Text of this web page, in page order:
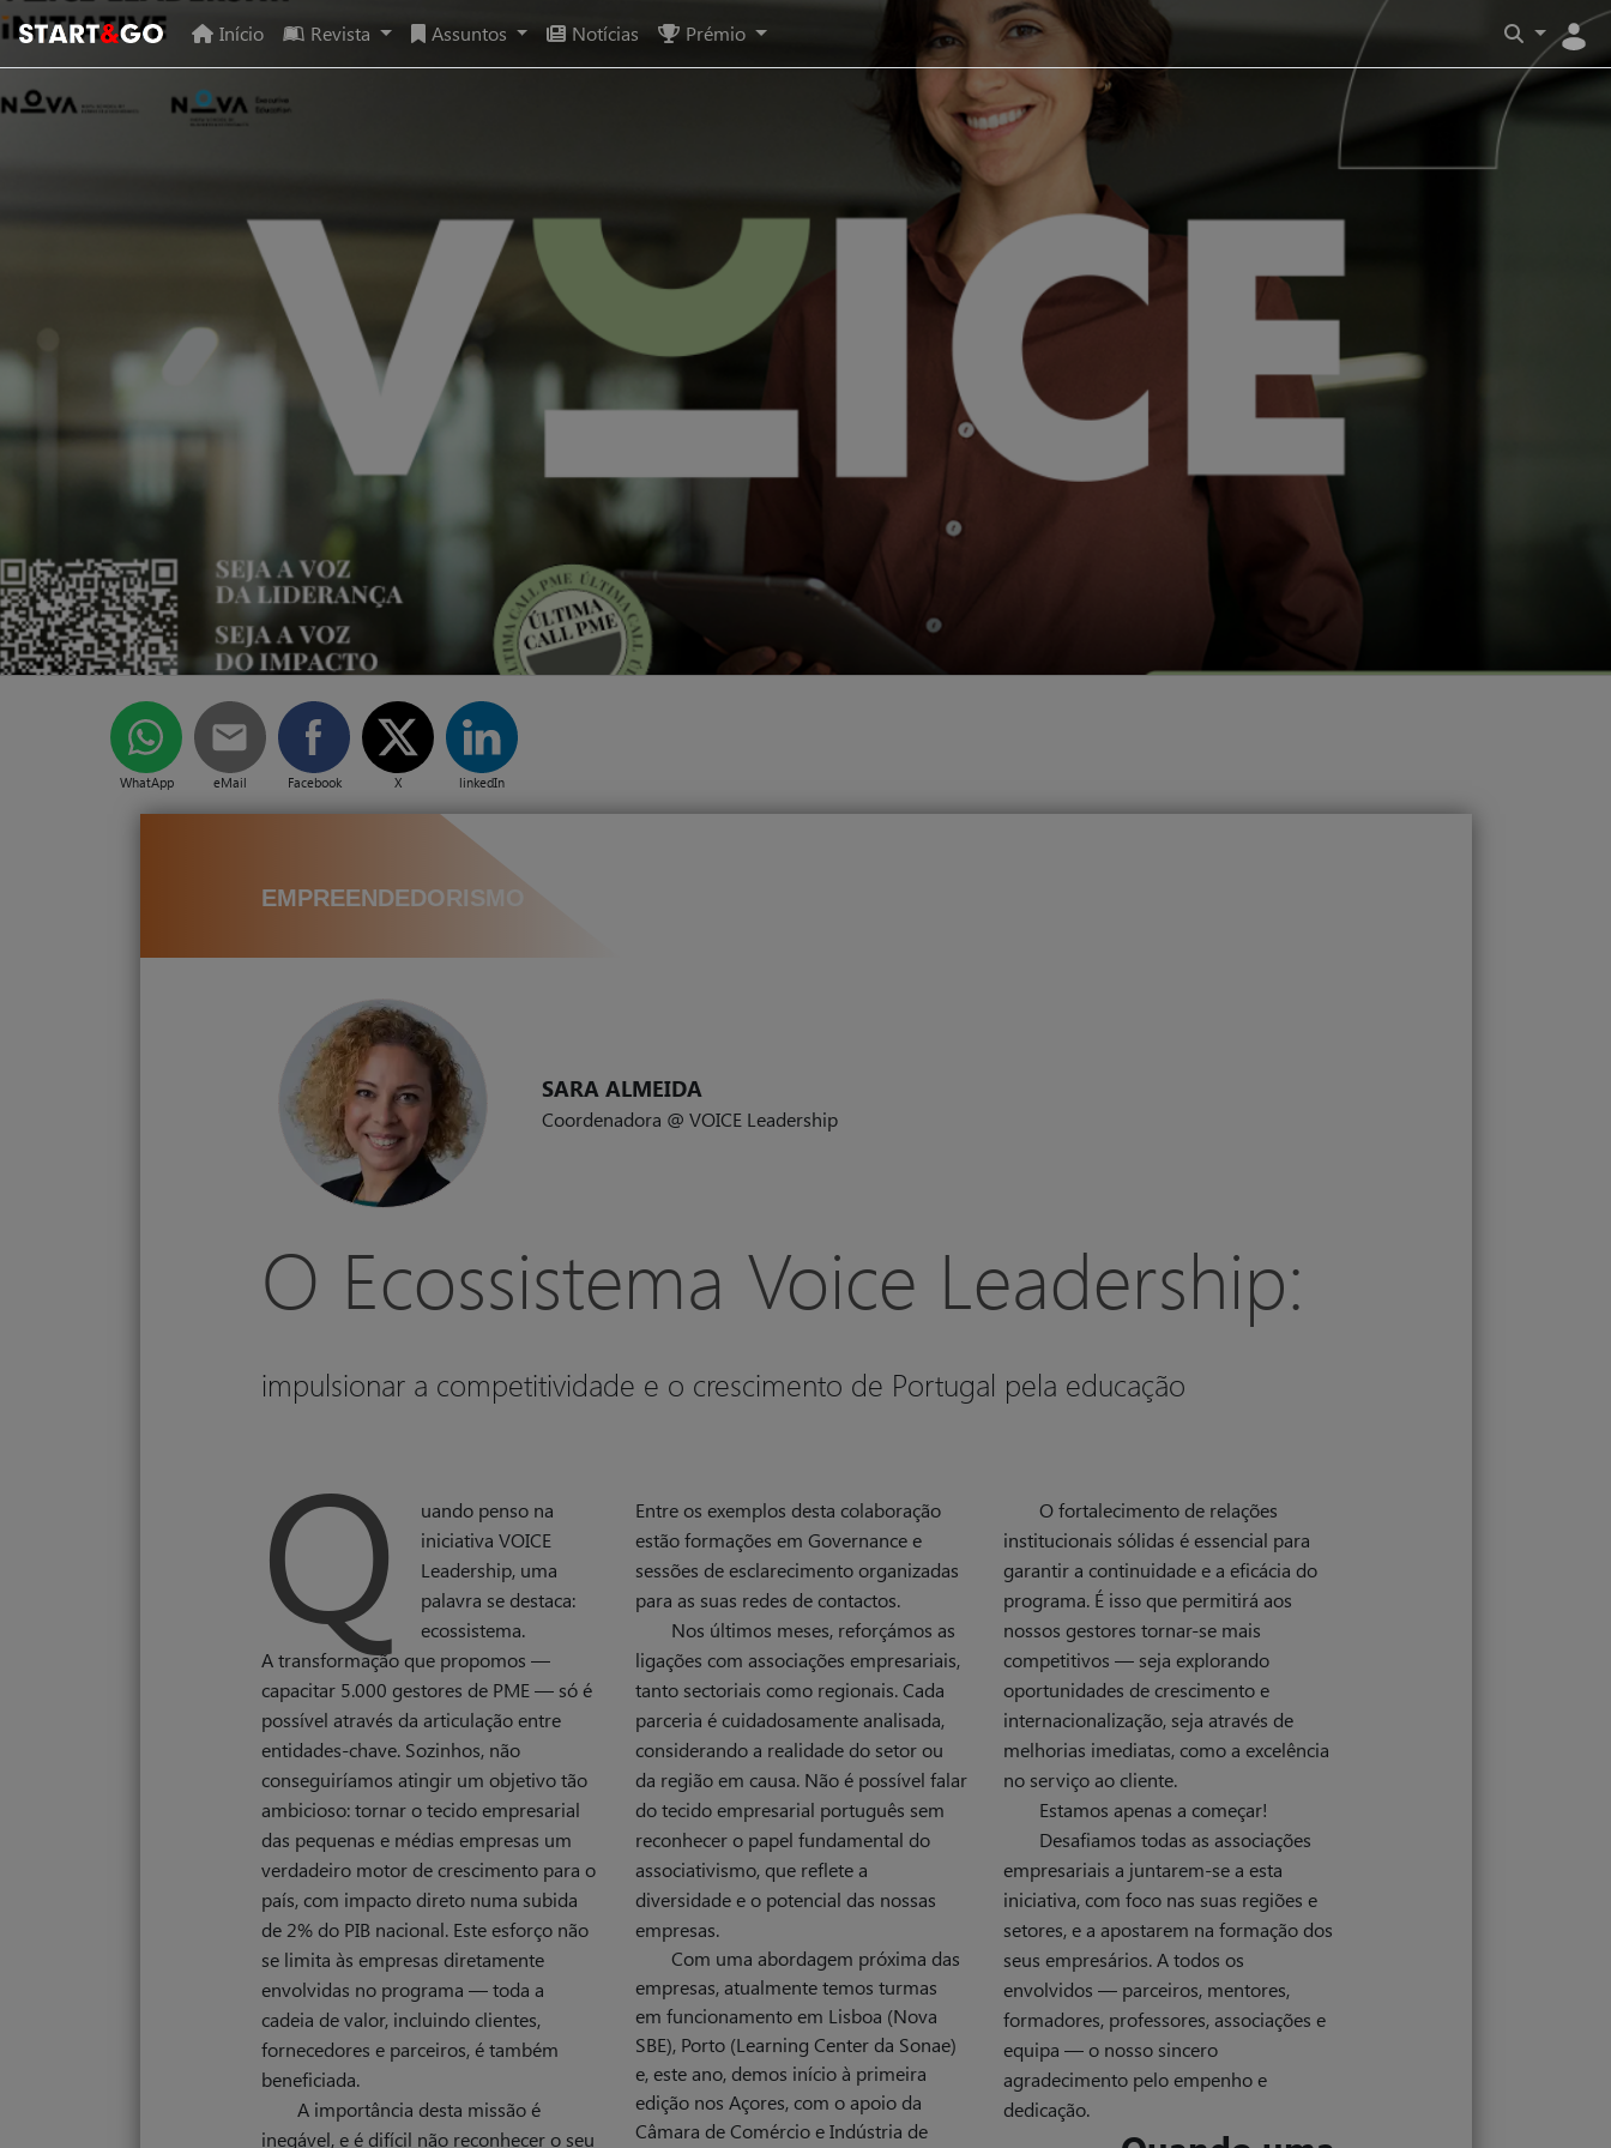
Início Revista Assuntos Notícias Prémio
WhatApp eMail Facebook X linkedIn
EMPREENDEDORISMO
SARA ALMEIDA
Coordenadora @ VOICE Leadership
O Ecossistema Voice Leadership:
impulsionar a competitividade e o crescimento de Portugal pela educação
Q
uando penso na
iniciativa VOICE
Leadership, uma
palavra se destaca:
ecossistema.
A transformação que propomos —
capacitar 5.000 gestores de PME — só é
possível através da articulação entre
entidades-chave. Sozinhos, não
conseguiríamos atingir um objetivo tão
ambicioso: tornar o tecido empresarial
das pequenas e médias empresas um
verdadeiro motor de crescimento para o
país, com impacto direto numa subida
de 2% do PIB nacional. Este esforço não
se limita às empresas diretamente
envolvidas no programa — toda a
cadeia de valor, incluindo clientes,
fornecedores e parceiros, é também
beneficiada.
A importância desta missão é
inegável, e é difícil não reconhecer o seu
Entre os exemplos desta colaboração
estão formações em Governance e
sessões de esclarecimento organizadas
para as suas redes de contactos.
Nos últimos meses, reforçámos as
ligações com associações empresariais,
tanto sectoriais como regionais. Cada
parceria é cuidadosamente analisada,
considerando a realidade do setor ou
da região em causa. Não é possível falar
do tecido empresarial português sem
reconhecer o papel fundamental do
associativismo, que reflete a
diversidade e o potencial das nossas
empresas.
Com uma abordagem próxima das
empresas, atualmente temos turmas
em funcionamento em Lisboa (Nova
SBE), Porto (Learning Center da Sonae)
e, este ano, demos início à primeira
edição nos Açores, com o apoio da
Câmara de Comércio e Indústria de
O fortalecimento de relações
institucionais sólidas é essencial para
garantir a continuidade e a eficácia do
programa. É isso que permitirá aos
nossos gestores tornar-se mais
competitivos — seja explorando
oportunidades de crescimento e
internacionalização, seja através de
melhorias imediatas, como a excelência
no serviço ao cliente.
Estamos apenas a começar!
Desafiamos todas as associações
empresariais a juntarem-se a esta
iniciativa, com foco nas suas regiões e
setores, e a apostarem na formação dos
seus empresários. A todos os
envolvidos — parceiros, mentores,
formadores, professores, associações e
equipa — o nosso sincero
agradecimento pelo empenho e
dedicação.